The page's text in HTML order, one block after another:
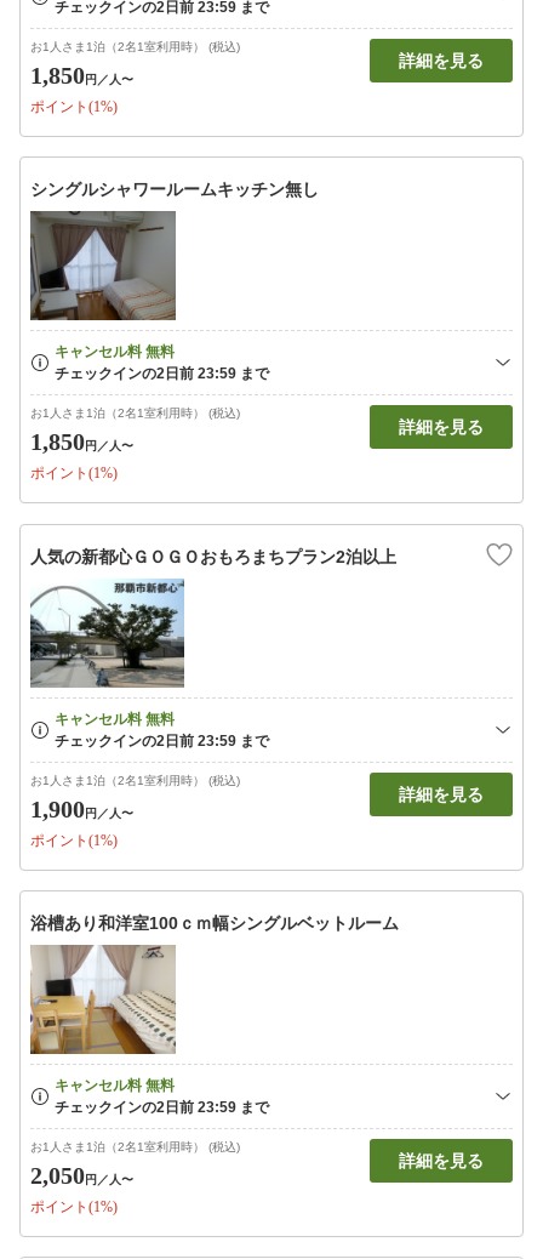
お1人さま1泊（2名1室利用時） (税込)
1,850円 ／人〜
ポイント(1%)
詳細を見る
シングルシャワールームキッチン無し
お1人さま1泊（2名1室利用時） (税込)
1,850円 ／人〜
ポイント(1%)
詳細を見る
人気の新都心ＧＯＧＯおもろまちプラン2泊以上
お1人さま1泊（2名1室利用時） (税込)
1,900円 ／人〜
ポイント(1%)
詳細を見る
浴槽あり和洋室100ｃｍ幅シングルベットルーム
お1人さま1泊（2名1室利用時） (税込)
2,050円 ／人〜
ポイント(1%)
詳細を見る